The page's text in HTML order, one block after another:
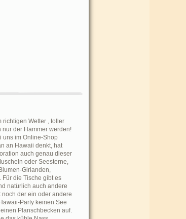
richtigen Wetter , toller
nur der Hammer werden!
uns im Online-Shop
an Hawaii denkt, hat
auch genau dieser
oder Seesterne,
Girlanden,
die Tische gibt es
natürlich auch andere
der ein oder andere
Party keinen See
Planschbecken auf.